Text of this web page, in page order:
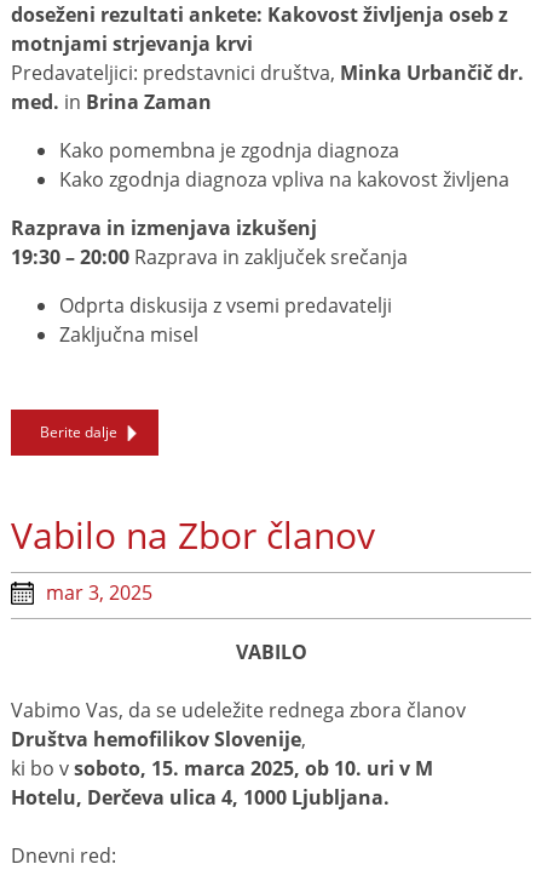
doseženi rezultati ankete: Kakovost življenja oseb z
motnjami strjevanja krvi
Predavateljici: predstavnici društva, Minka Urbančič dr.
med. in Brina Zaman
Kako pomembna je zgodnja diagnoza
Kako zgodnja diagnoza vpliva na kakovost življena
Razprava in izmenjava izkušenj
19:30 – 20:00 Razprava in zaključek srečanja
Odprta diskusija z vsemi predavatelji
Zaključna misel
Berite dalje
Vabilo na Zbor članov
mar 3, 2025
VABILO
Vabimo Vas, da se udeležite rednega zbora članov
Društva hemofilikov Slovenije,
ki bo vsoboto, 15. marca 2025, ob 10. uri v M
Hotelu, Derčeva ulica 4, 1000 Ljubljana.
Dnevni red: